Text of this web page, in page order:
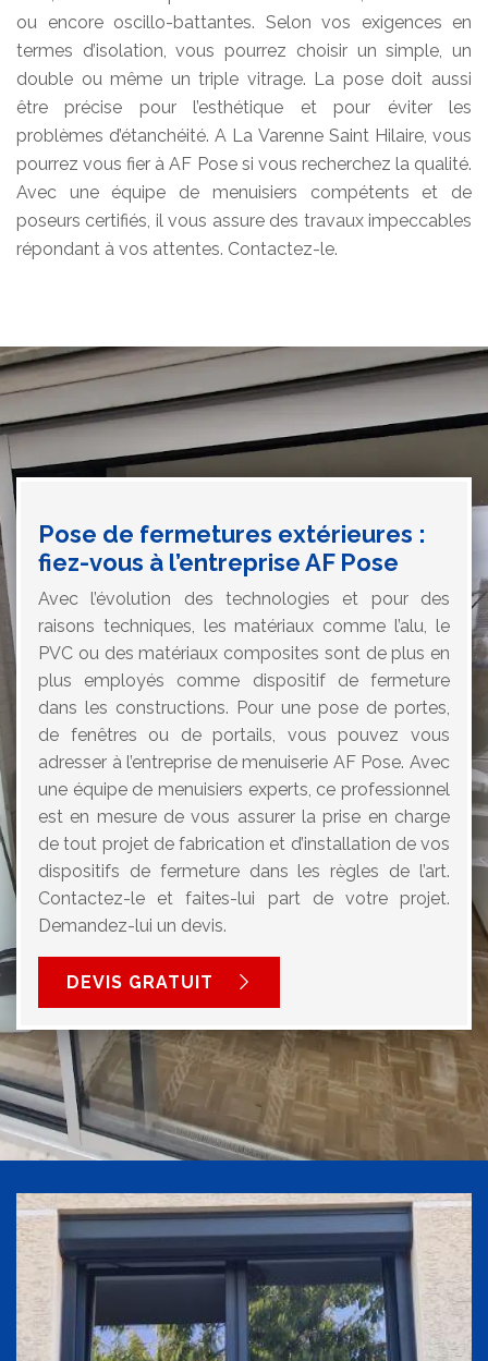
ou encore oscillo-battantes. Selon vos exigences en
termes d’isolation, vous pourrez choisir un simple, un
double ou même un triple vitrage. La pose doit aussi
être précise pour l’esthétique et pour éviter les
problèmes d’étanchéité. A La Varenne Saint Hilaire, vous
pourrez vous fier à AF Pose si vous recherchez la qualité.
Avec une équipe de menuisiers compétents et de
poseurs certifiés, il vous assure des travaux impeccables
répondant à vos attentes. Contactez-le.
Pose de fermetures extérieures :
fiez-vous à l’entreprise AF Pose
Avec l’évolution des technologies et pour des
raisons techniques, les matériaux comme l’alu, le
PVC ou des matériaux composites sont de plus en
plus employés comme dispositif de fermeture
dans les constructions. Pour une pose de portes,
de fenêtres ou de portails, vous pouvez vous
adresser à l’entreprise de menuiserie AF Pose. Avec
une équipe de menuisiers experts, ce professionnel
est en mesure de vous assurer la prise en charge
de tout projet de fabrication et d’installation de vos
dispositifs de fermeture dans les règles de l’art.
Contactez-le et faites-lui part de votre projet.
Demandez-lui un devis.
DEVIS GRATUIT